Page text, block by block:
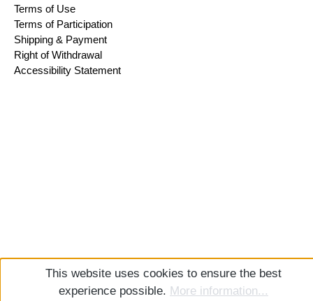
Terms of Use
Terms of Participation
Shipping & Payment
Right of Withdrawal
Accessibility Statement
This website uses cookies to ensure the best
experience possible. More information...